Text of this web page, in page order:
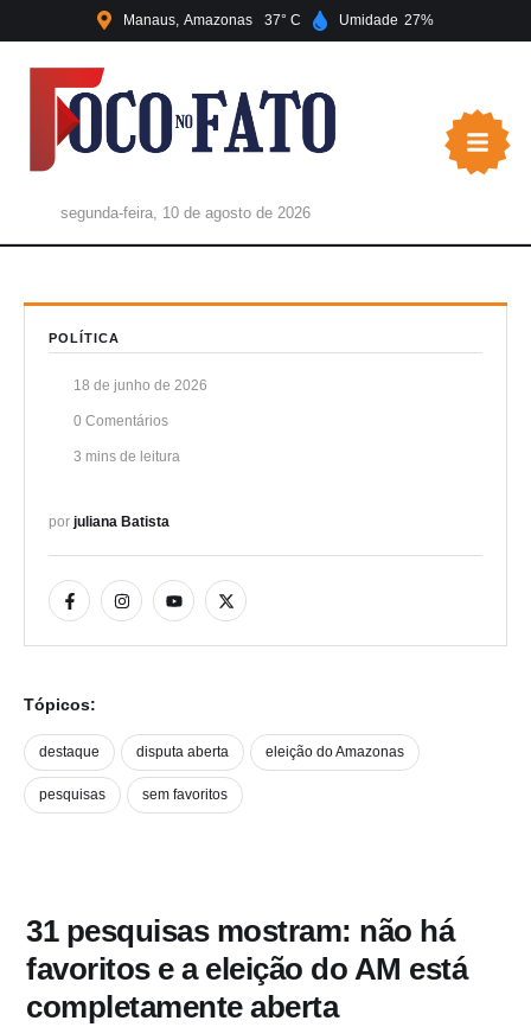
Manaus Amazonas 37 Umidade 27
segunda-feira, 10 de agosto de 2026
POLÍTICA
18 de junho de 2026
0 Comentários
3 mins de leitura
por juliana Batista
Tópicos:
destaque disputa aberta eleição do Amazonas
pesquisas sem favoritos
31 pesquisas mostram: não há
favoritos e a eleição do AM está
completamente aberta